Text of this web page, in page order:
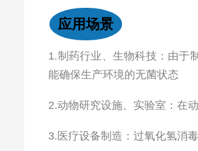
应用场景
1.制药行业、生物科技：由于
能确保生产环境的无菌状态
2.动物研究设施、实验室：在
3.医疗设备制造：过氧化氢消